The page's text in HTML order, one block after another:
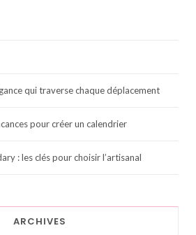
qui traverse chaque déplacement
pour créer un calendrier
: les clés pour choisir l’artisanal
ARCHIVES